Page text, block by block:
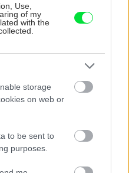
Use,
of my
with the
storage
on web or
to be sent to
purposes.
listami, ktoré dodajú
šmrnc